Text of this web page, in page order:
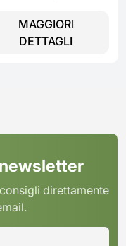
MAGGIORI
DETTAGLI
direttamente